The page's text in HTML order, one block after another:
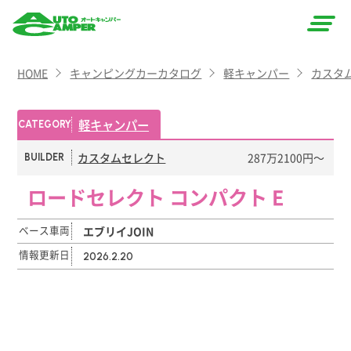
CAMPER
（オート
キャン
パー）
HOME キャンピングカーカタログ 軽キャンパー カスタ
CATEGORY 軽キャンパー
BUILDER カスタムセレクト 287万2100円〜
ロードセレクト コンパクト E
ベース車両 エブリイJOIN
情報更新日 2026.2.20